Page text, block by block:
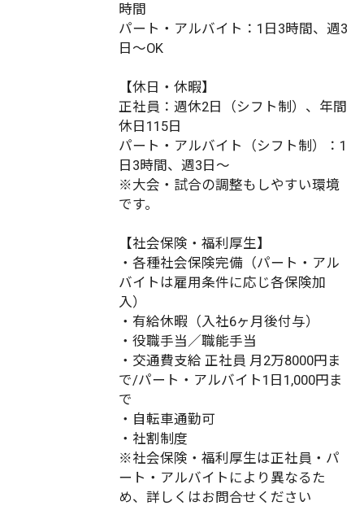
時間
パート・アルバイト：1日3時間、週3
日～OK
【休日・休暇】
正社員：週休2日（シフト制）、年間
休日115日
パート・アルバイト（シフト制）：1
日3時間、週3日～
※大会・試合の調整もしやすい環境
です。
【社会保険・福利厚生】
・各種社会保険完備（パート・アル
バイトは雇用条件に応じ各保険加
入）
・有給休暇（入社6ヶ月後付与）
・役職手当／職能手当
・交通費支給 正社員 月2万8000円ま
で/パート・アルバイト1日1,000円ま
で
・自転車通勤可
・社割制度
※社会保険・福利厚生は正社員・パ
ート・アルバイトにより異なるた
め、詳しくはお問合せください